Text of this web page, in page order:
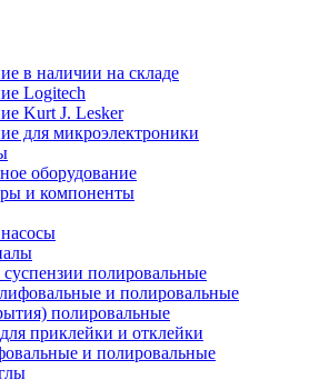
в наличии на складе
Logitech
Kurt J. Lesker
для микроэлектроники
оборудование
и компоненты
полировальные
и полировальные
полировальные
приклейки и отклейки
и полировальные